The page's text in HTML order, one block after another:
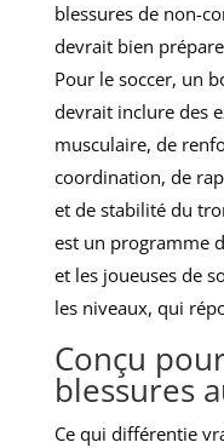
blessures de non-
devrait bien
Pour le soccer, un
devrait inclure des
musculaire, de
coordination, de
et de stabilité du
est un programme
et les joueuses de
les niveaux, qui
Conçu
blessures
Ce qui différentie